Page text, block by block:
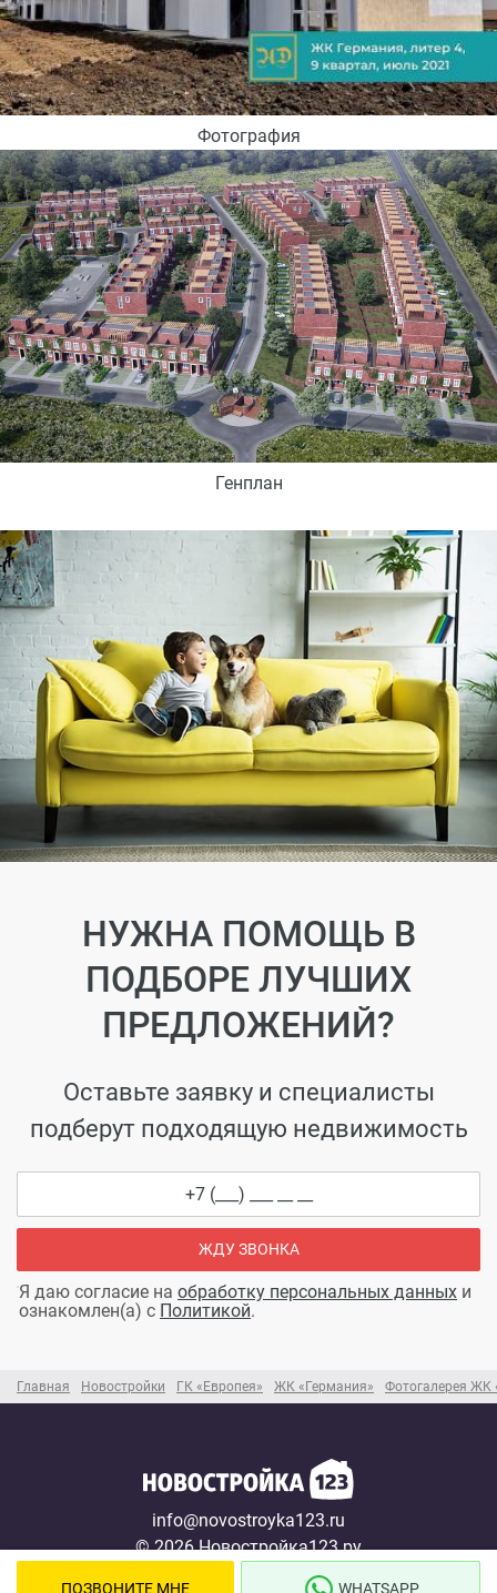
Главная Новостройки ГК «Европея» ЖК «Германия» Фотогалерея ЖК
Фотография
Генплан
НУЖНА ПОМОЩЬ В
ПОДБОРЕ ЛУЧШИХ
ПРЕДЛОЖЕНИЙ?
Оставьте заявку и специалисты
подберут подходящую недвижимость
ЖДУ ЗВОНКА
Я даю согласие на обработку персональных данных и
ознакомлен(а) с Политикой.
info@novostroyka123.ru
© 2026 Новостройка123.ру
Карта сайта →
ПОЗВОНИТЕ МНЕ WHATSAPP